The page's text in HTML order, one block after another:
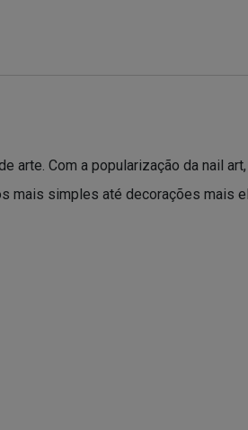
arte. Com a popularização da nail
mais simples até decorações mais